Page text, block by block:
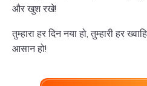
और खुश रखे!
तुम्हारा हर दिन नया हो, तुम्हारी हर
आसान हो!